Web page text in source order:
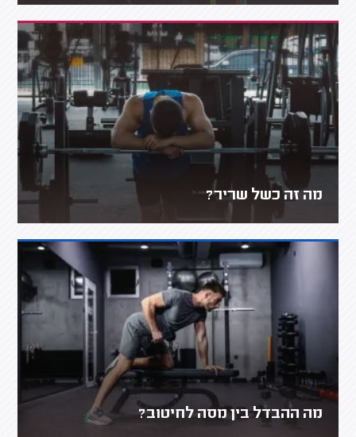
מה זה כשל שריר?
מה ההבדל בין מסה לחיטוב?